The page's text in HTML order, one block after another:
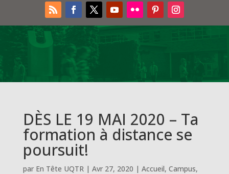
DÈS LE 19 MAI 2020 – Ta
formation à distance se
poursuit!
par En Tête UQTR| Avr 27, 2020 | Accueil, Campus,